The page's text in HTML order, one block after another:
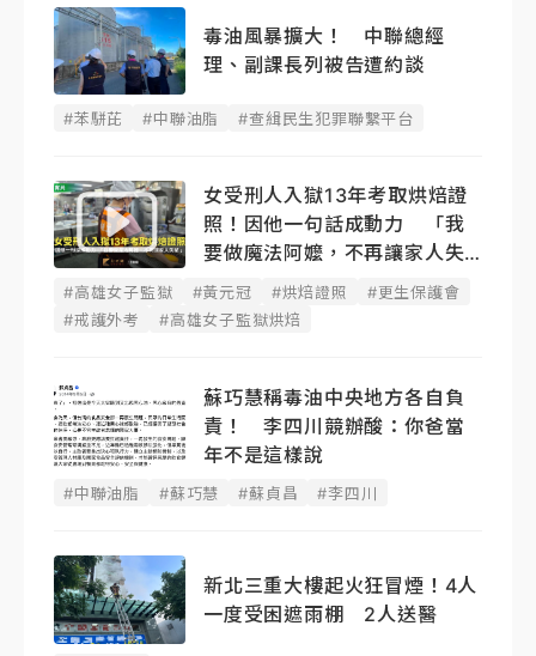
毒油風暴擴大！ 中聯總經
理、副課長列被告遭約談
#苯駢芘 #中聯油脂 #查緝民生犯罪聯繫平台
女受刑人入獄13年考取烘焙證
照！因他一句話成動力 「我
要做魔法阿嬤，不再讓家人失
望」
#高雄女子監獄 #黃元冠 #烘焙證照
#更生保護會
#戒護外考
#高雄女子監獄烘焙
蘇巧慧稱毒油中央地方各自負
責！ 李四川競辦酸：你爸當
年不是這樣說
#中聯油脂 #蘇巧慧 #蘇貞昌 #李四川
新北三重大樓起火狂冒煙！4人
一度受困遮雨棚 2人送醫